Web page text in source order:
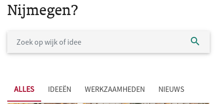
Nijmegen?
ALLES IDEEËN WERKZAAMHEDEN NIEUWS